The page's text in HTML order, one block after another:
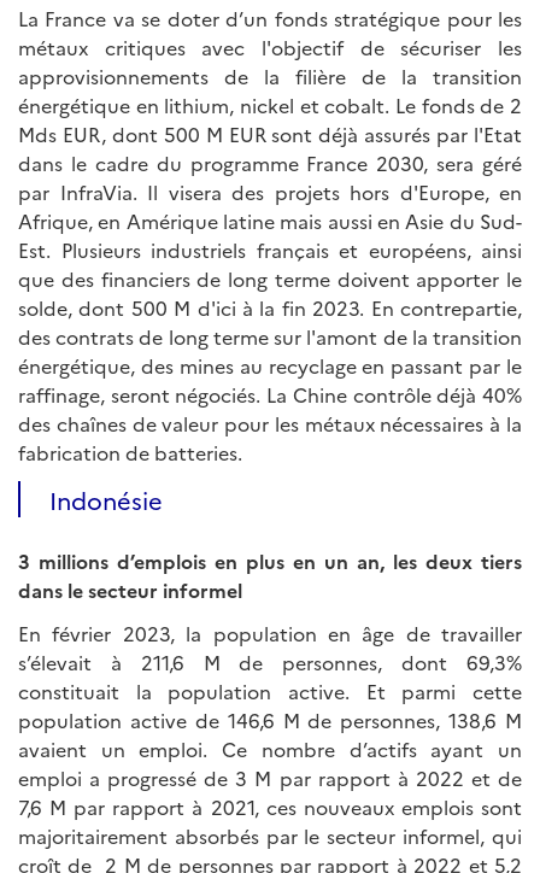
La France va se doter d’un fonds stratégique pour les
métaux critiques avec l'objectif de sécuriser les
approvisionnements de la filière de la transition
énergétique en lithium, nickel et cobalt. Le fonds de 2
Mds EUR, dont 500 M EUR sont déjà assurés par l'Etat
dans le cadre du programme France 2030, sera géré
par InfraVia. Il visera des projets hors d'Europe, en
Afrique, en Amérique latine mais aussi en Asie du Sud-
Est. Plusieurs industriels français et européens, ainsi
que des financiers de long terme doivent apporter le
solde, dont 500 M d'ici à la fin 2023. En contrepartie,
des contrats de long terme sur l'amont de la transition
énergétique, des mines au recyclage en passant par le
raffinage, seront négociés. La Chine contrôle déjà 40%
des chaînes de valeur pour les métaux nécessaires à la
fabrication de batteries.
Indonésie
3 millions d’emplois en plus en un an, les deux tiers
dans le secteur informel
En février 2023, la population en âge de travailler
s’élevait à 211,6 M de personnes, dont 69,3%
constituait la population active. Et parmi cette
population active de 146,6 M de personnes, 138,6 M
avaient un emploi. Ce nombre d’actifs ayant un
emploi a progressé de 3 M par rapport à 2022 et de
7,6 M par rapport à 2021, ces nouveaux emplois sont
majoritairement absorbés par le secteur informel, qui
croît de 2 M de personnes par rapport à 2022 et 5,2